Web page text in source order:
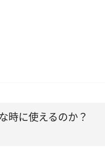
時に使えるのか？